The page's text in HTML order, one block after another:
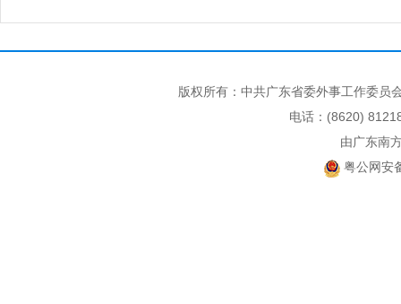
版权所有：中共广东省委外事工作委
电话：(8620)
由广东南
粤公网安